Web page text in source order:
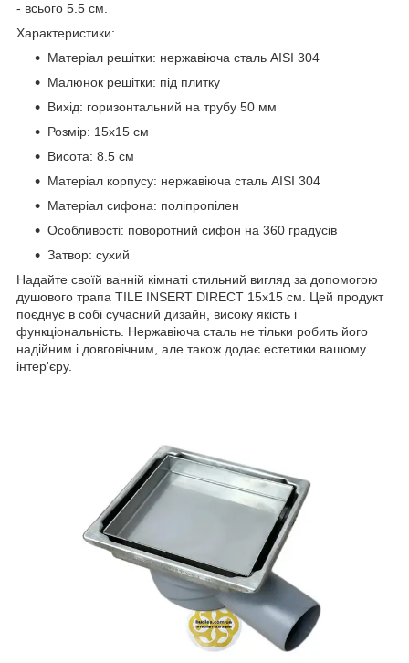
- всього 5.5 см.
Характеристики:
Матеріал решітки: нержавіюча сталь AISI 304
Малюнок решітки: під плитку
Вихід: горизонтальний на трубу 50 мм
Розмір: 15х15 см
Висота: 8.5 см
Матеріал корпусу: нержавіюча сталь AISI 304
Матеріал сифона: поліпропілен
Особливості: поворотний сифон на 360 градусів
Затвор: сухий
Надайте своїй ванній кімнаті стильний вигляд за допомогою
душового трапа TILE INSERT DIRECT 15x15 см. Цей продукт
поєднує в собі сучасний дизайн, високу якість і
функціональність. Нержавіюча сталь не тільки робить його
надійним і довговічним, але також додає естетики вашому
інтер'єру.